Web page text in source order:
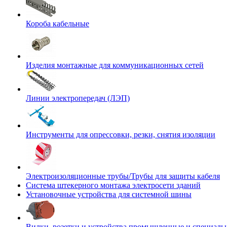
Короба кабельные
Изделия монтажные для коммуникационных сетей
Линии электропередач (ЛЭП)
Инструменты для опрессовки, резки, снятия изоляции
Электроизоляционные трубы/Трубы для защиты кабеля
Система штекерного монтажа электросети зданий
Установочные устройства для системной шины